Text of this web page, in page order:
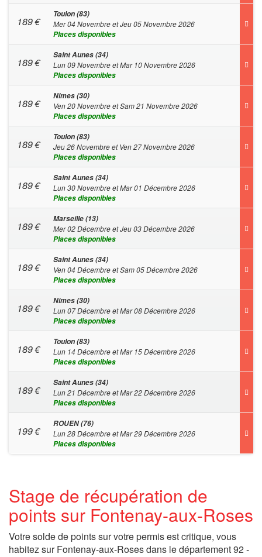
189€
Toulon (83)
Mer 04 Novembre et Jeu 05 Novembre 2026
Places disponibles
189€
Saint Aunes (34)
Lun 09 Novembre et Mar 10 Novembre 2026
Places disponibles
189€
Nimes (30)
Ven 20 Novembre et Sam 21 Novembre 2026
Places disponibles
189€
Toulon (83)
Jeu 26 Novembre et Ven 27 Novembre 2026
Places disponibles
189€
Saint Aunes (34)
Lun 30 Novembre et Mar 01 Décembre 2026
Places disponibles
189€
Marseille (13)
Mer 02 Décembre et Jeu 03 Décembre 2026
Places disponibles
189€
Saint Aunes (34)
Ven 04 Décembre et Sam 05 Décembre 2026
Places disponibles
189€
Nimes (30)
Lun 07 Décembre et Mar 08 Décembre 2026
Places disponibles
189€
Toulon (83)
Lun 14 Décembre et Mar 15 Décembre 2026
Places disponibles
189€
Saint Aunes (34)
Lun 21 Décembre et Mar 22 Décembre 2026
Places disponibles
199€
ROUEN (76)
Lun 28 Décembre et Mar 29 Décembre 2026
Places disponibles
Stage de récupération de
points sur Fontenay-aux-Roses
Votre solde de points sur votre permis est critique, vous
habitez sur Fontenay-aux-Roses dans le département 92 -